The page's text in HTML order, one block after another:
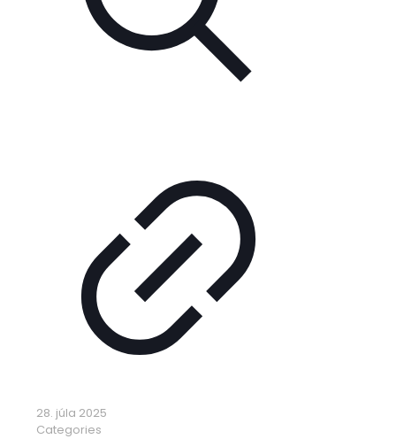
28. júla 2025
Categories